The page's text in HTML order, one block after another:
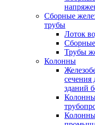
Сборные
трубы
Лоток
Трубы
Колонны
сечения
зданий